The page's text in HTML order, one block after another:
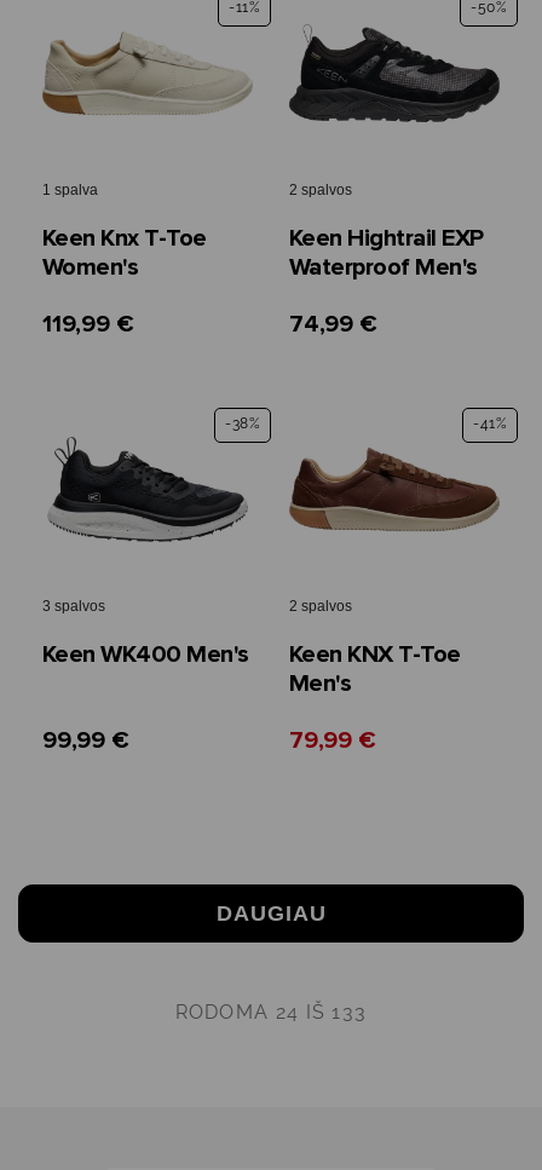
-11%
1 spalva
Keen Knx T-Toe
Women's
119,99 €
-50%
2 spalvos
Keen Hightrail EXP
Waterproof Men's
74,99 €
-38%
3 spalvos
Keen WK400 Men's
99,99 €
-41%
2 spalvos
Keen KNX T-Toe
Men's
79,99 €
DAUGIAU
RODOMA 24 IŠ 133